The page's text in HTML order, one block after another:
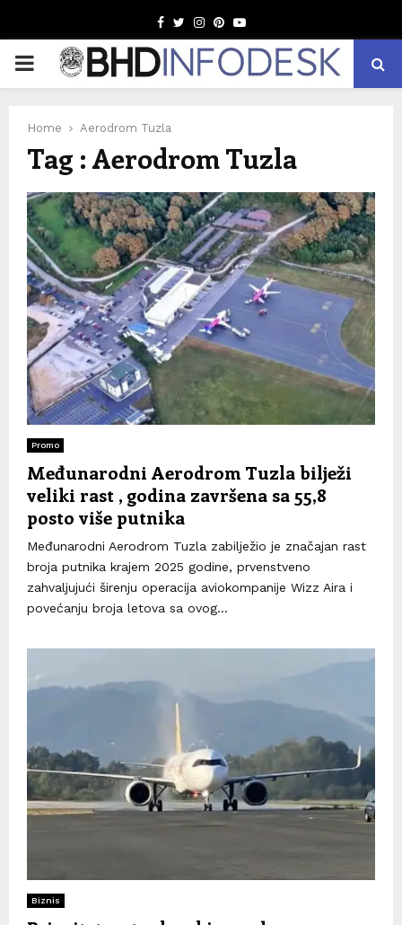
Facebook
TwitterInstagram
Pinterest
Youtube
PRIMARY
Home Aerodrom Tuzla
Tag : Aerodrom Tuzla
Promo
Međunarodni Aerodrom Tuzla bilježi
veliki rast , godina završena sa 55,8
posto više putnika
Međunarodni Aerodrom Tuzla zabilježio je značajan rast
broja putnika krajem 2025 godine, prvenstveno
zahvaljujući širenju operacija aviokompanije Wizz Aira i
povećanju broja letova sa ovog...
Biznis